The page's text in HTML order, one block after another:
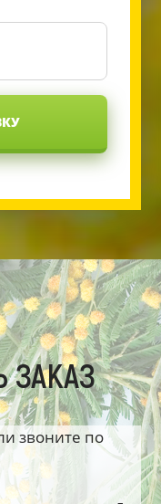
ЗАКАЗ
звоните по